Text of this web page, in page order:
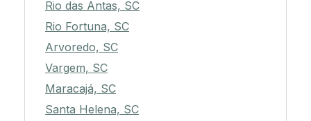
Rio das Antas, SC
Rio Fortuna, SC
Arvoredo, SC
Vargem, SC
Maracajá, SC
Santa Helena, SC